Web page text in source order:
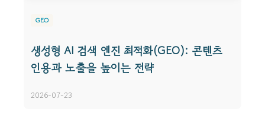
GEO
생성형 AI 검색 엔진 최적화(GEO): 콘텐츠
인용과 노출을 높이는 전략
2026-07-23